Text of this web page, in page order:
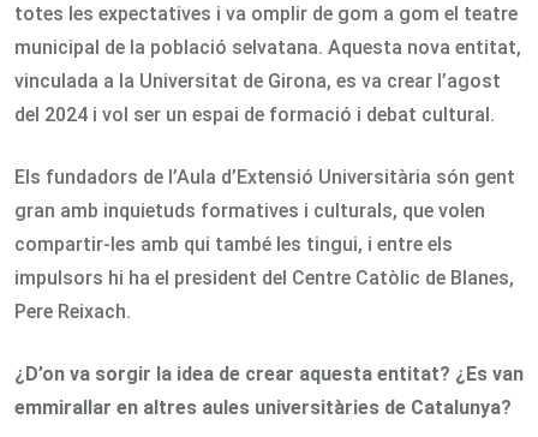
totes les expectatives i va omplir de gom a gom el teatre
municipal de la població selvatana. Aquesta nova entitat,
vinculada a la Universitat de Girona, es va crear l’agost
del 2024 i vol ser un espai de formació i debat cultural.
Els fundadors de l’Aula d’Extensió Universitària són gent
gran amb inquietuds formatives i culturals, que volen
compartir-les amb qui també les tingui, i entre els
impulsors hi ha el president del Centre Catòlic de Blanes,
Pere Reixach.
¿D’on va sorgir la idea de crear aquesta entitat? ¿Es van
emmirallar en altres aules universitàries de Catalunya?